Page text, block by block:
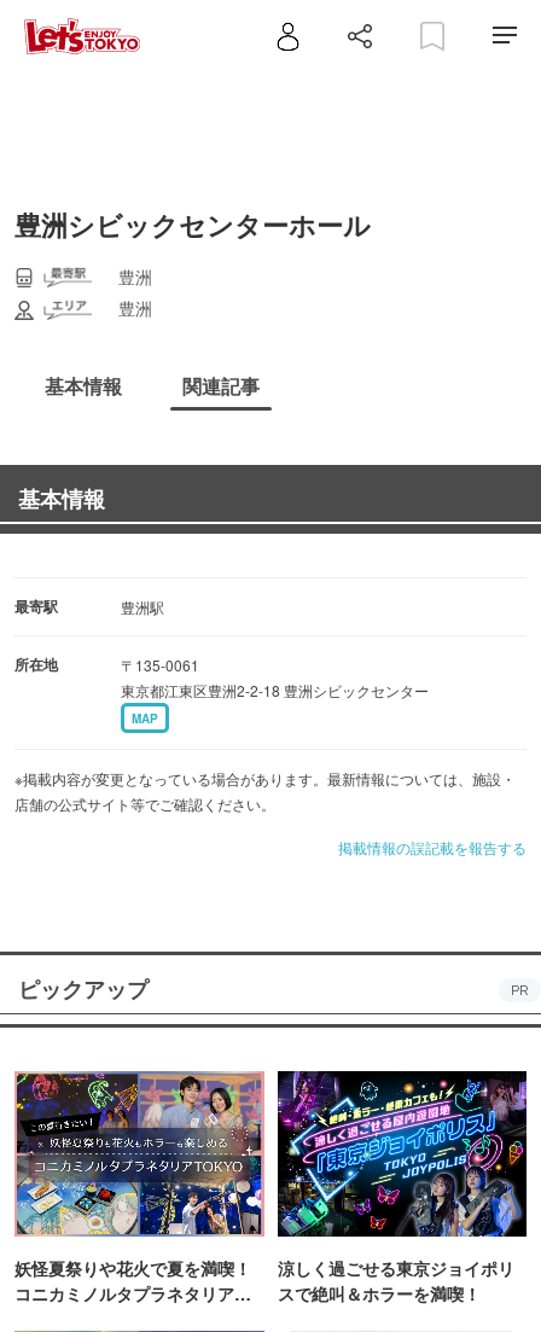
豊洲シビックセンターホール
豊洲
豊洲
基本情報 関連記事
基本情報
最寄駅 豊洲駅
所在地
〒135-0061
東京都江東区豊洲2-2-18 豊洲シビックセンター
MAP
※掲載内容が変更となっている場合があります。最新情報については、施設・
店舗の公式サイト等でご確認ください。
掲載情報の誤記載を報告する
ピックアップ PR
妖怪夏祭りや花火で夏を満喫！
コニカミノルタプラネタリア
涼しく過ごせる東京ジョイポリ
スで絶叫＆ホラーを満喫！